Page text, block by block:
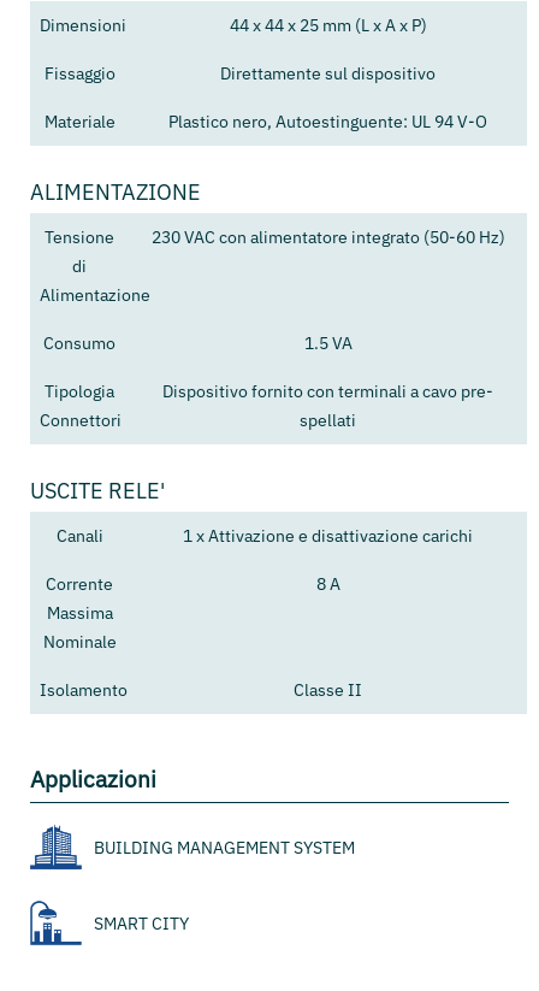
Dimensioni 44 x 44 x 25 mm (L x A x P)
Fissaggio Direttamente sul dispositivo
Materiale Plastico nero, Autoestinguente: UL 94 V-O
ALIMENTAZIONE
Tensione
di
Alimentazione
230 VAC con alimentatore integrato (50-60 Hz)
Consumo 1.5 VA
Tipologia
Connettori
Dispositivo fornito con terminali a cavo pre-
spellati
USCITE RELE'
Canali 1 x Attivazione e disattivazione carichi
Corrente
Massima
Nominale
8 A
Isolamento Classe II
Applicazioni
BUILDING MANAGEMENT SYSTEM
SMART CITY